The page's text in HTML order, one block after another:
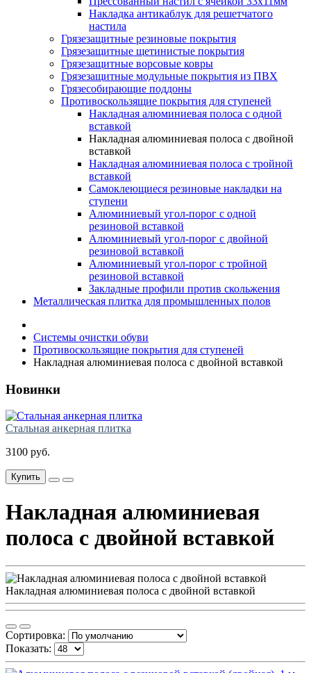
Накладка антикаблук для решетчатого
настила
Грязезащитные резиновые покрытия
Грязезащитные щетинистые покрытия
Грязезащитные ворсовые ковры
Грязезащитные модульные покрытия из ПВХ
Грязесобирающие поддоны
Противоскользящие покрытия для ступеней
Накладная алюминиевая полоса с одной
вставкой
Накладная алюминиевая полоса с двойной
вставкой
Накладная алюминиевая полоса с тройной
вставкой
Самоклеющиеся резиновые накладки на
ступени
Алюминиевый угол-порог с одной
резиновой вставкой
Алюминиевый угол-порог с двойной
резиновой вставкой
Алюминиевый угол-порог с тройной
резиновой вставкой
Закладные профили против скольжения
Металлическая плитка для промышленных полов
Системы очистки обуви
Противоскользящие покрытия для ступеней
Накладная алюминиевая полоса с двойной вставкой
Новинки
Стальная анкерная плитка
3100 руб.
Купить
Накладная алюминиевая
полоса с двойной вставкой
Накладная алюминиевая полоса с двойной вставкой
Сортировка:
Показать: